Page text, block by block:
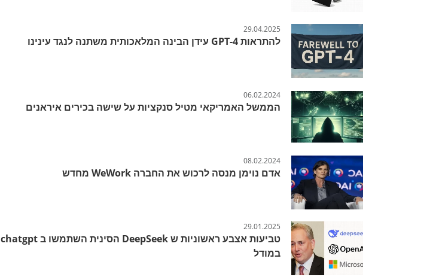
29.04.2025
להתראות GPT-4 עידן הבינה המלאכותית משתנה לנגד עינינו
06.02.2024
הממשל האמריקאי מטיל סנקציות על שישה בכירים איראנים
08.02.2024
אדם נוימן מנסה לרכוש את החברה WeWork מחדש
29.01.2025
טביעות אצבע ראשוניות ש DeepSeek הסינית השתמשו ב chatgpt
במודל